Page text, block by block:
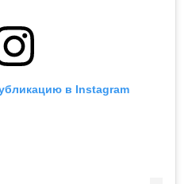
в Instagram